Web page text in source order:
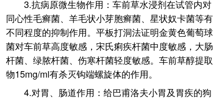
3.抗病原微生物作用：车前草水浸剂在试管内对
同心性毛癣菌、羊毛状小芽胞癣菌、星状奴卡菌等有
不同程度的抑制作用。平板打洞法证明金黄色葡萄球
菌对车前草高度敏感，宋氏痢疾杆菌中度敏感，大肠
杆菌、绿脓杆菌、伤寒杆菌轻度敏感。车前草醇提取
物15mg/ml有杀灭钩端螺旋体的作用。
4.对胃、肠道作用：给巴甫洛夫小胃及胃疾的狗